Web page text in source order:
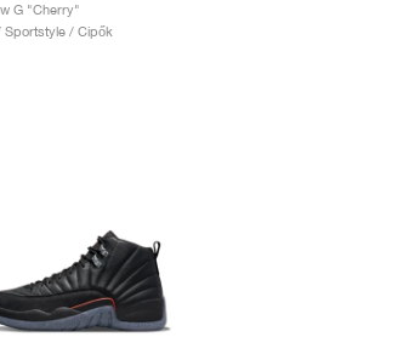
G "Cherry"
Sportstyle / Cipők